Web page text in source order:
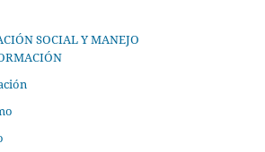
SOCIAL Y MANEJO